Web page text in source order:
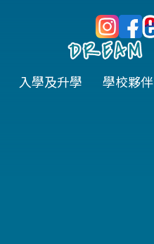
入學及升學 學校夥伴